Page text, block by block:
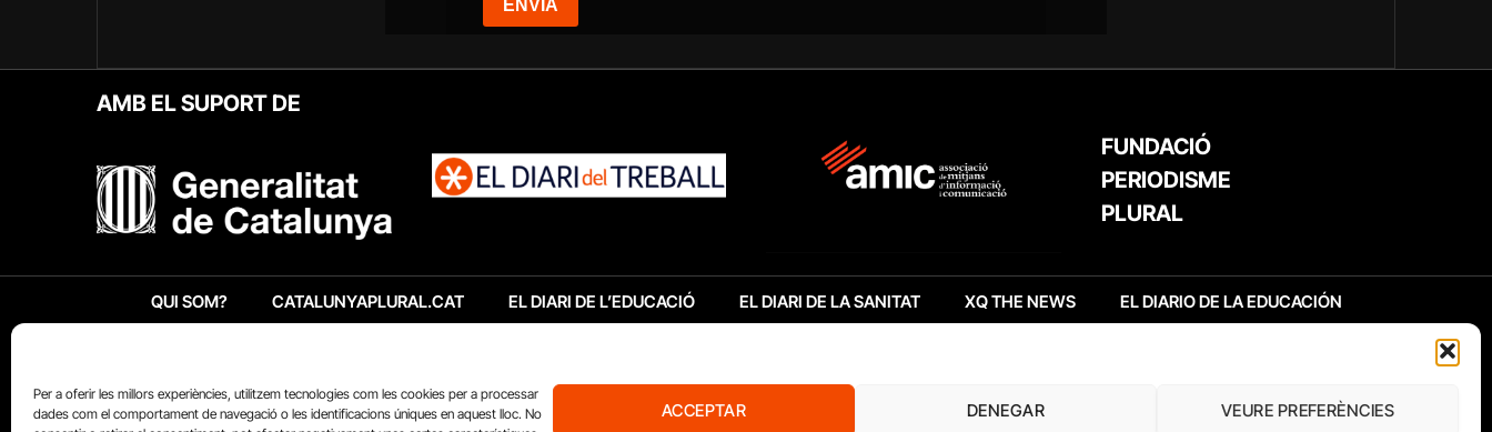
Per a oferir les millors experiències, utilitzem tecnologies com les cookies per a processar
dades com el comportament de navegació o les identificacions úniques en aquest lloc. No
ACCEPTAR DENEGAR VEURE PREFERÈNCIES
AMB EL SUPORT DE
FUNDACIÓ
PERIODISME
PLURAL
QUI SOM? CATALUNYAPLURAL.CAT EL DIARI DE L’EDUCACIÓ EL DIARI DE LA SANITAT XQ THE NEWS EL DIARIO DE LA EDUCACIÓN